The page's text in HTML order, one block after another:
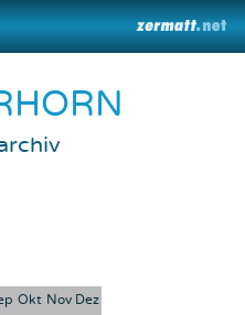
Okt Nov Dez